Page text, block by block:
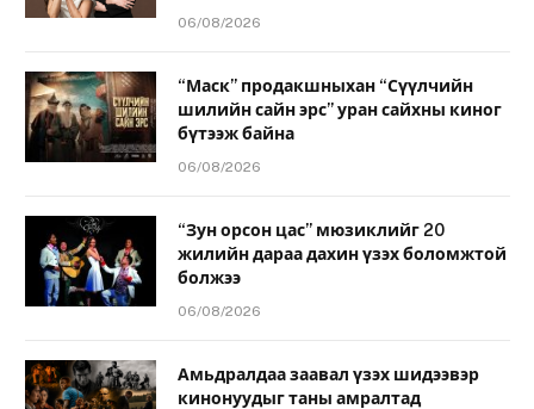
06/08/2026
“Маск” продакшныхан “Сүүлчийн
шилийн сайн эрс” уран сайхны киног
бүтээж байна
06/08/2026
“Зун орсон цас” мюзиклийг 20
жилийн дараа дахин үзэх боломжтой
болжээ
06/08/2026
Амьдралдаа заавал үзэх шидээвэр
кинонуудыг таны амралтад